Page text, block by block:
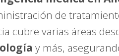
de
cubre varias áreas
y más,